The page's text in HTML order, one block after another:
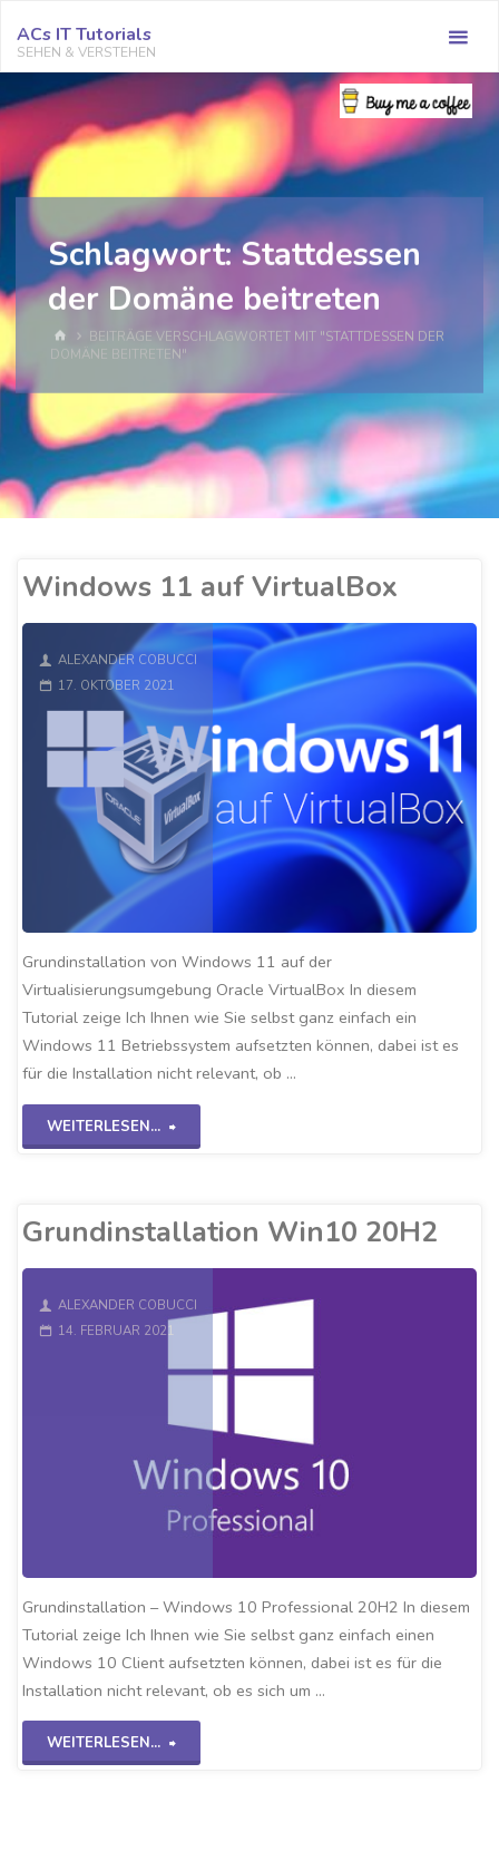
Inhalt
springen
ACs IT Tutorials
SEHEN & VERSTEHEN
Schlagwort:Stattdessen
der Domäne beitreten
START
BEITRÄGE VERSCHLAGWORTET MIT "STATTDESSEN DER
DOMÄNE BEITRETEN"
Windows 11 auf VirtualBox
ALEXANDER COBUCCI
17. OKTOBER 2021
Grundinstallation von Windows 11 auf der
Virtualisierungsumgebung Oracle VirtualBox In diesem
Tutorial zeige Ich Ihnen wie Sie selbst ganz einfach ein
Windows 11 Betriebssystem aufsetzten können, dabei ist es
für die Installation nicht relevant, ob …
WEITERLESEN...
"Windows
Grundinstallation Win10 20H2
ALEXANDER COBUCCI
14. FEBRUAR 2021
Grundinstallation – Windows 10 Professional 20H2 In diesem
Tutorial zeige Ich Ihnen wie Sie selbst ganz einfach einen
Windows 10 Client aufsetzten können, dabei ist es für die
Installation nicht relevant, ob es sich um …
WEITERLESEN...
"Grundinstallation